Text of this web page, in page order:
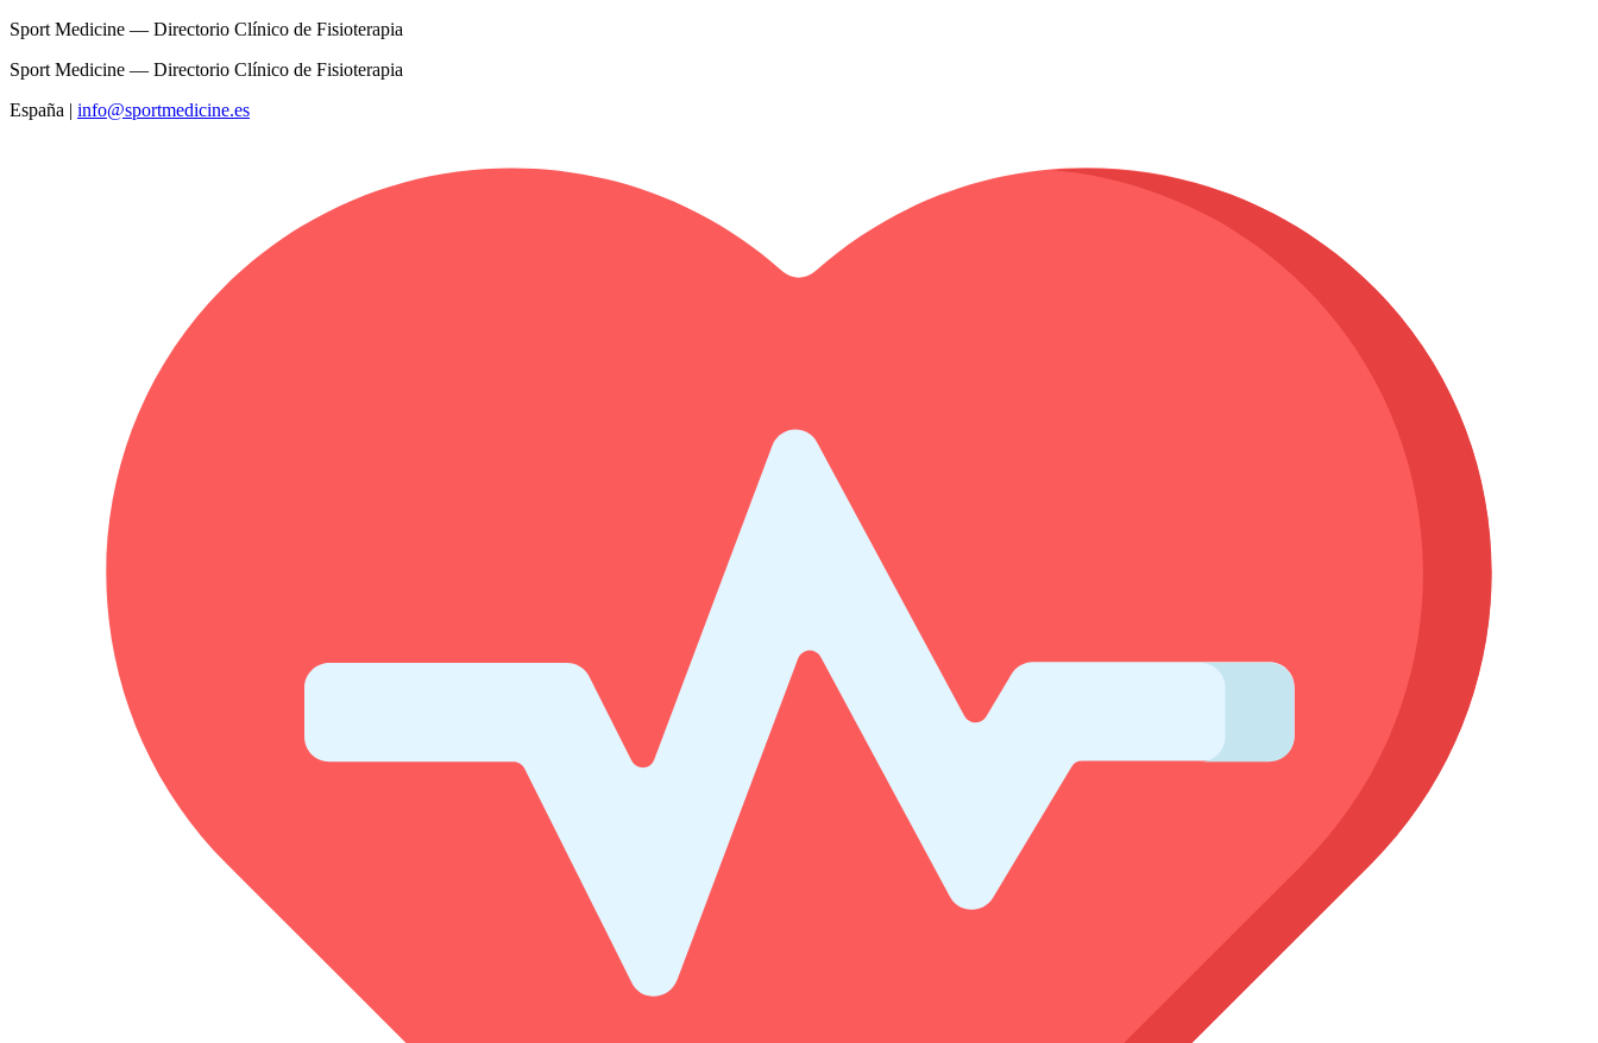
Sport Medicine — Directorio Clínico de Fisioterapia
Sport Medicine — Directorio Clínico de Fisioterapia
España | info@sportmedicine.es